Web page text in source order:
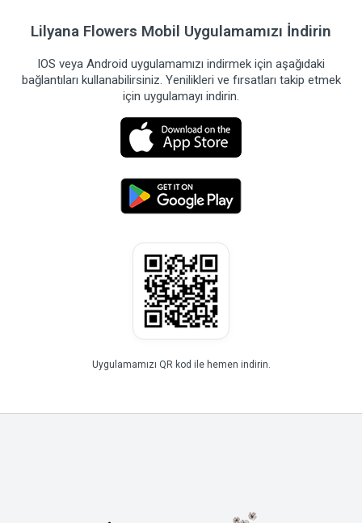
Lilyana Flowers Mobil Uygulamamızı İndirin
IOS veya Android uygulamamızı indirmek için aşağıdaki
bağlantıları kullanabilirsiniz. Yenilikleri ve fırsatları takip etmek
için uygulamayı indirin.
Uygulamamızı QR kod ile hemen indirin.